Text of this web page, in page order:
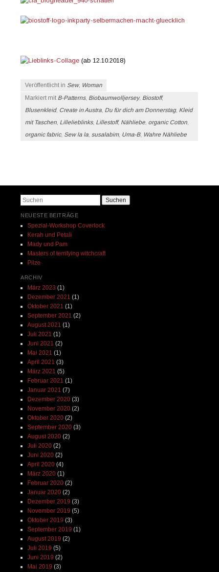
(ab 12.10.2018)
Veröffentlicht in Sew, Woman
Markiert mit B-Patterns, Biobaumwolljersey, Biostoff,
Blusenkleid, Create in Austra, Du für dich am Donnerstag, Kleid
mit Taschen, Lillelieblinks, Lillestoff, Nähliebe, organic Cotton,
organic fabric, Sew la la, susalabim, Uma-B, Wahre Nähliebe
Suchen
NEUESTE BEITRÄGE
Spezial-Workshop Coverlock
Kerah und Petali
Mady und Pam
Masters of terrifying witchcraft
Pilze
ARCHIV
März 2023 (1)
Dezember 2021 (1)
Oktober 2021 (1)
September 2021 (2)
August 2021 (1)
Juli 2021 (1)
Juni 2021 (2)
Mai 2021 (1)
April 2021 (3)
März 2021 (5)
Februar 2021 (1)
Januar 2021 (7)
Dezember 2020(3)
November 2020(2)
Oktober 2020(2)
September 2020(3)
August 2020(2)
Juli 2020(2)
Juni 2020(2)
April 2020(4)
März 2020(1)
Februar 2020(2)
Januar 2020(2)
Dezember 2019 (3)
November 2019 (5)
Oktober 2019 (3)
September 2019 (1)
August 2019 (2)
Juli 2019 (5)
Juni 2019 (2)
Mai 2019 (3)